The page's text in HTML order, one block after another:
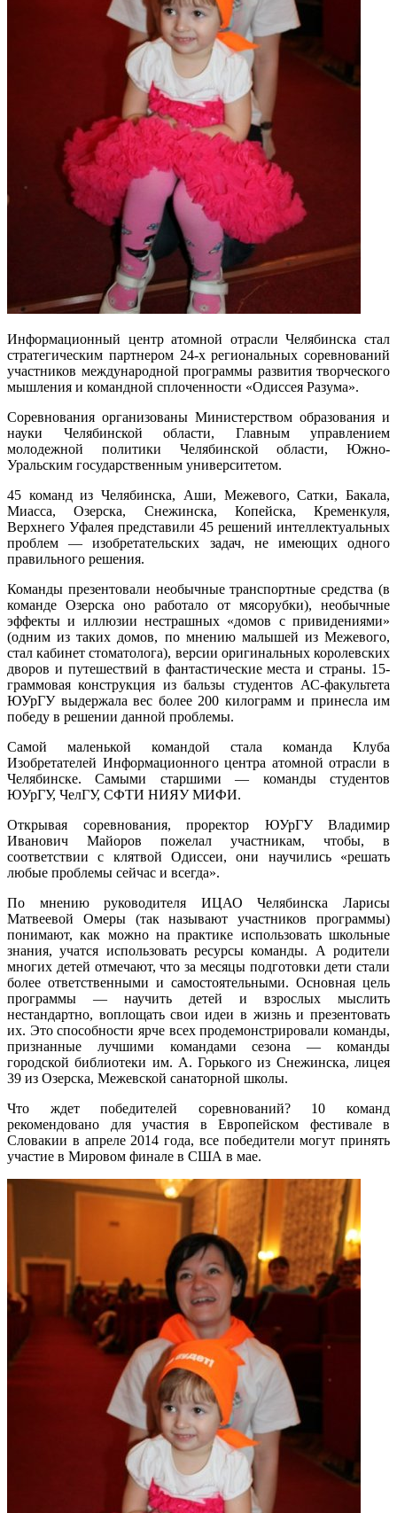
Информационный центр атомной отрасли Челябинска стал
стратегическим партнером 24-х региональных соревнований
участников международной программы развития творческого
мышления и командной сплоченности «Одиссея Разума».
Соревнования организованы Министерством образования и
науки Челябинской области, Главным управлением
молодежной политики Челябинской области, Южно-
Уральским государственным университетом.
45 команд из Челябинска, Аши, Межевого, Сатки, Бакала,
Миасса, Озерска, Снежинска, Копейска, Кременкуля,
Верхнего Уфалея представили 45 решений интеллектуальных
проблем — изобретательских задач, не имеющих одного
правильного решения.
Команды презентовали необычные транспортные средства (в
команде Озерска оно работало от мясорубки), необычные
эффекты и иллюзии нестрашных «домов с привидениями»
(одним из таких домов, по мнению малышей из Межевого,
стал кабинет стоматолога), версии оригинальных королевских
дворов и путешествий в фантастические места и страны. 15-
граммовая конструкция из бальзы студентов АС-факультета
ЮУрГУ выдержала вес более 200 килограмм и принесла им
победу в решении данной проблемы.
Самой маленькой командой стала команда Клуба
Изобретателей Информационного центра атомной отрасли в
Челябинске. Самыми старшими — команды студентов
ЮУрГУ, ЧелГУ, СФТИ НИЯУ МИФИ.
Открывая соревнования, проректор ЮУрГУ Владимир
Иванович Майоров пожелал участникам, чтобы, в
соответствии с клятвой Одиссеи, они научились «решать
любые проблемы сейчас и всегда».
По мнению руководителя ИЦАО Челябинска Ларисы
Матвеевой Омеры (так называют участников программы)
понимают, как можно на практике использовать школьные
знания, учатся использовать ресурсы команды. А родители
многих детей отмечают, что за месяцы подготовки дети стали
более ответственными и самостоятельными. Основная цель
программы — научить детей и взрослых мыслить
нестандартно, воплощать свои идеи в жизнь и презентовать
их. Это способности ярче всех продемонстрировали команды,
признанные лучшими командами сезона — команды
городской библиотеки им. А. Горького из Снежинска, лицея
39 из Озерска, Межевской санаторной школы.
Что ждет победителей соревнований? 10 команд
рекомендовано для участия в Европейском фестивале в
Словакии в апреле 2014 года, все победители могут принять
участие в Мировом финале в США в мае.